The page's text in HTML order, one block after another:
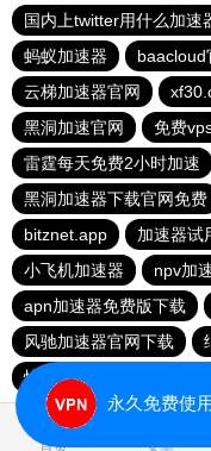
国内上twitter用什么加速
蚂蚁加速器
baacloud
云梯加速器官网
黑洞加速官网
免费
雷霆每天免费2小时加速
黑洞加速器下载官网免费
bitznet.app
加速器试
小飞机加速器
npv加
apn加速器免费版下载
风驰加速器官网下载
快鸭梯子加速器
首页 安卓
永久免费使